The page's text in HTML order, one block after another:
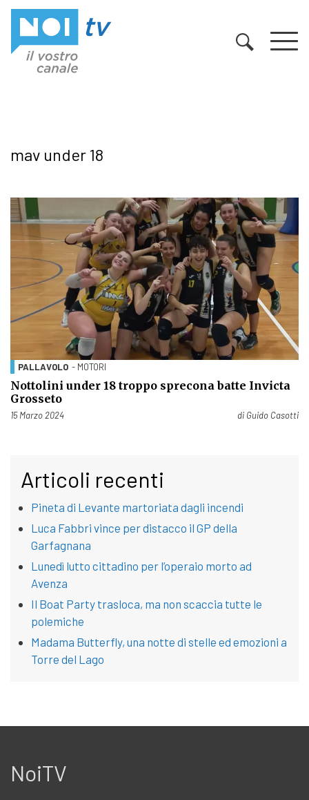
mav under 18
PALLAVOLO - MOTORI
Nottolini under 18 troppo sprecona batte Invicta
Grosseto
Pubblicato il
15 Marzo 2024 di Guido Casotti
Articoli recenti
Pineta di Levante martoriata dagli incendi
Luca Fabbri vince per distacco il GP della
Garfagnana
Lunedì lutto cittadino per l’operaio morto ad
Avenza
Il Boat Party trasloca, ma non scaccia tutte le
polemiche
Madama Butterfly, una notte di stelle ed emozioni a
Torre del Lago
NoiTV